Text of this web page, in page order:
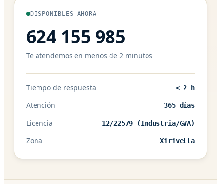
DISPONIBLES AHORA
624 155 985
Te atendemos en menos de 2 minutos
Tiempo de respuesta < 2 h
Atención 365 días
Licencia 12/22579 (Industria/GVA)
Zona Xirivella